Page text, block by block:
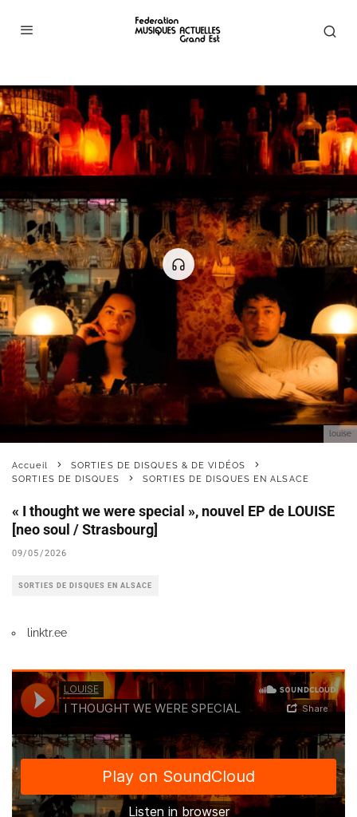
louise
Accueil
SORTIES DE DISQUES & DE VIDÉOS
SORTIES DE DISQUES
SORTIES DE DISQUES EN ALSACE
« I thought we were special », nouvel EP de LOUISE
[neo soul / Strasbourg]
09/05/2026
SORTIES DE DISQUES EN ALSACE
linktr.ee